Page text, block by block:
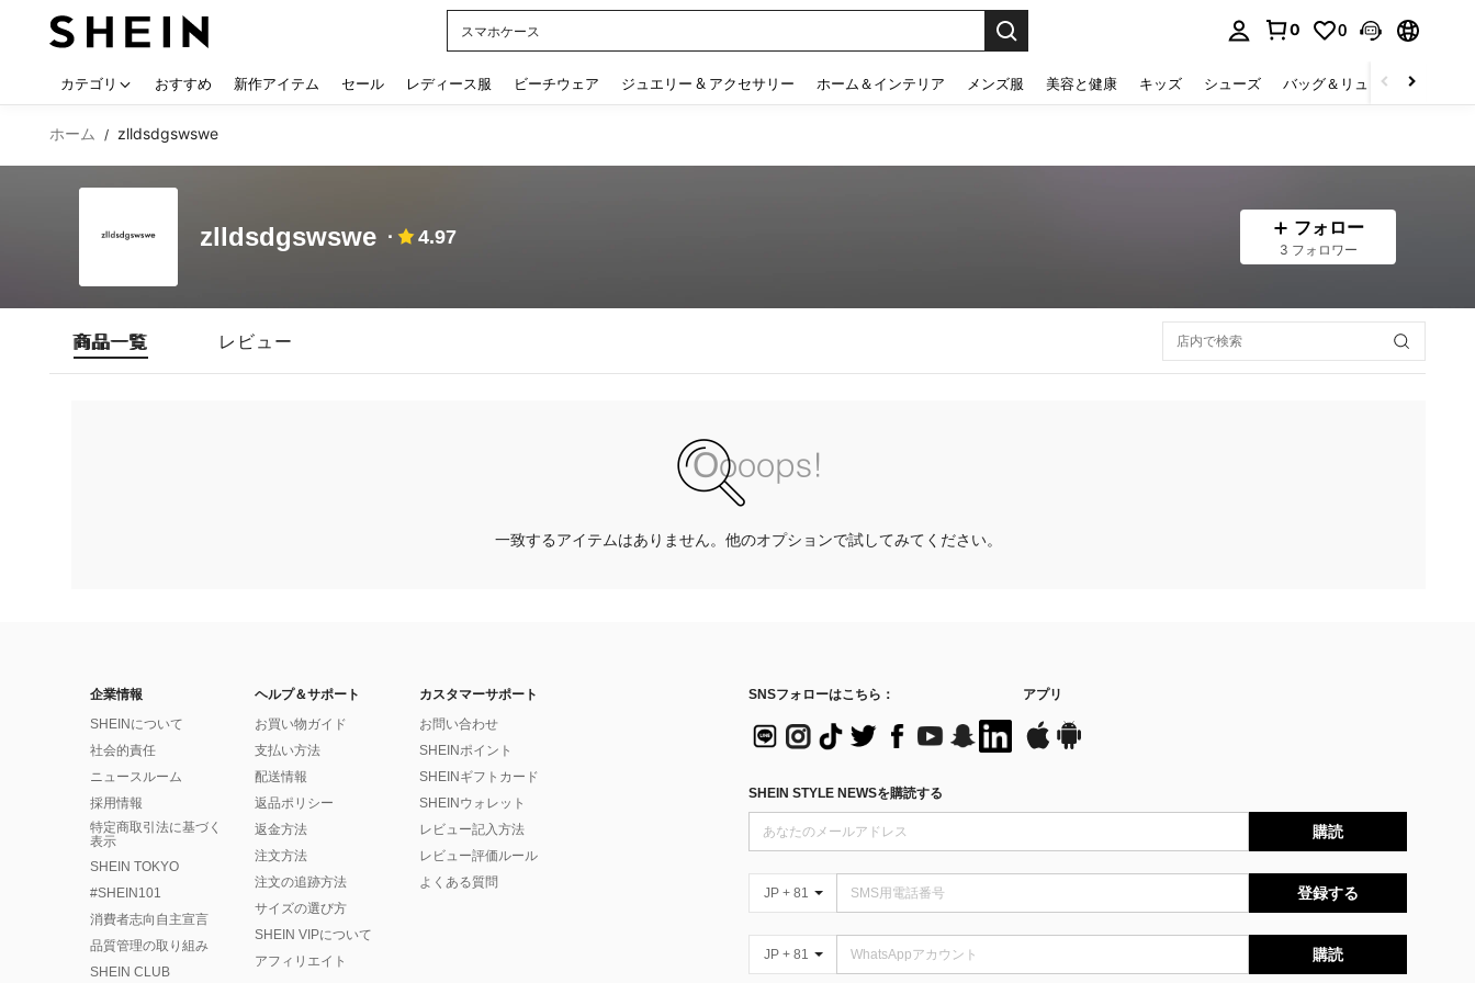
スマホケース
0 0
カテゴリ おすすめ 新作アイテム セール レディース服 ビーチウェア ジュエリー & アクセサリー ホーム＆インテリア メンズ服 美容と健康 キッズ シューズ バッグ＆リュック
ホーム / zlldsdgswswe
zlldsdgswswe 4.97 フォロー
3 フォロワー
商品一覧 レビュー
一致するアイテムはありません。他のオプションで試してみてください。
企業情報
SHEINについて
社会的責任
ニュースルーム
採用情報
特定商取引法に基づく
表示
SHEIN TOKYO
#SHEIN101
消費者志向自主宣言
品質管理の取り組み
SHEIN CLUB
ヘルプ＆サポート
お買い物ガイド
支払い方法
配送情報
返品ポリシー
返金方法
注文方法
注文の追跡方法
サイズの選び方
SHEIN VIPについて
アフィリエイト
カスタマーサポート
お問い合わせ
SHEINポイント
SHEINギフトカード
SHEINウォレット
レビュー記入方法
レビュー評価ルール
よくある質問
SNSフォローはこちら： アプリ
SHEIN STYLE NEWSを購読する
購読
JP + 81 登録する
JP + 81 購読